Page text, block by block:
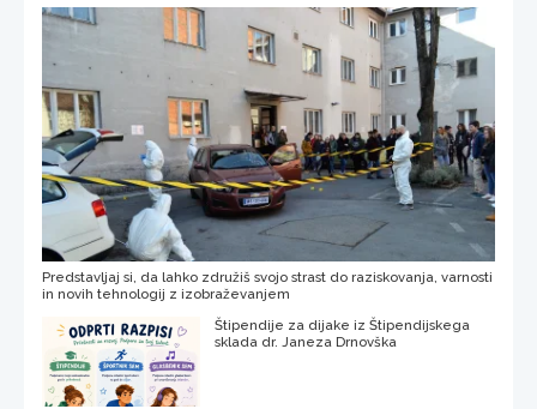
Predstavljaj si, da lahko združiš svojo strast do raziskovanja, varnosti
in novih tehnologij z izobraževanjem
Štipendije za dijake iz Štipendijskega
sklada dr. Janeza Drnovška